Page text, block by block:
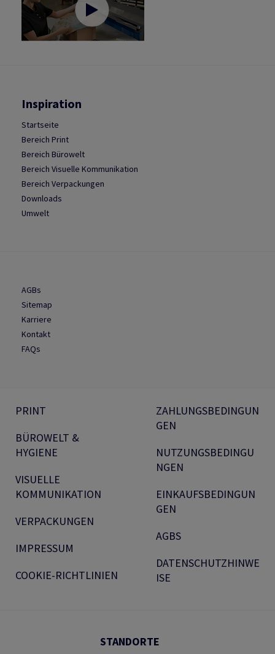
Inspiration
Startseite
Bereich Print
Bereich Bürowelt
Bereich Visuelle Kommunikation
Bereich Verpackungen
Downloads
Umwelt
AGBs
Sitemap
Karriere
Kontakt
FAQs
PRINT
BÜROWELT &
HYGIENE
VISUELLE
KOMMUNIKATION
VERPACKUNGEN
IMPRESSUM
COOKIE-RICHTLINIEN
ZAHLUNGSBEDINGUN
GEN
NUTZUNGSBEDINGU
NGEN
EINKAUFSBEDINGUN
GEN
AGBS
DATENSCHUTZHINWE
ISE
STANDORTE